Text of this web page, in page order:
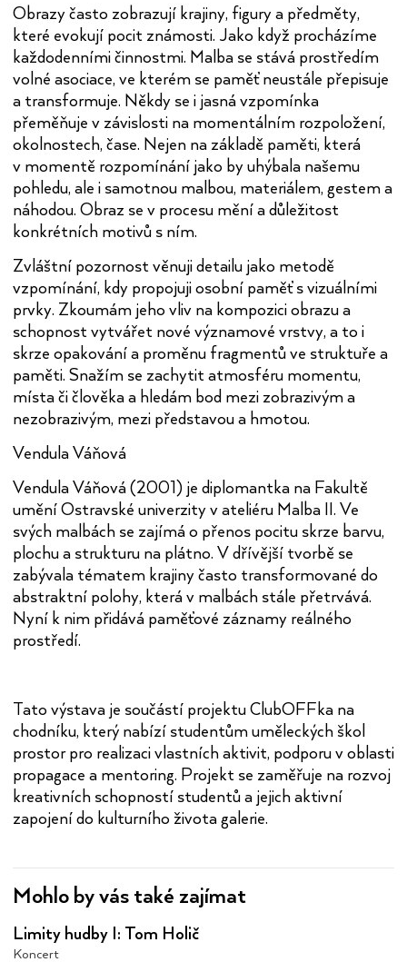
Obrazy často zobrazují krajiny, figury a předměty,
které evokují pocit známosti. Jako když procházíme
každodenními činnostmi. Malba se stává prostředím
volné asociace, ve kterém se paměť neustále přepisuje
a transformuje. Někdy se i jasná vzpomínka
přeměňuje v závislosti na momentálním rozpoložení,
okolnostech, čase. Nejen na základě paměti, která
v momentě rozpomínání jako by uhýbala našemu
pohledu, ale i samotnou malbou, materiálem, gestem a
náhodou. Obraz se v procesu mění a důležitost
konkrétních motivů s ním.
Zvláštní pozornost věnuji detailu jako metodě
vzpomínání, kdy propojuji osobní paměť s vizuálními
prvky. Zkoumám jeho vliv na kompozici obrazu a
schopnost vytvářet nové významové vrstvy, a to i
skrze opakování a proměnu fragmentů ve struktuře a
paměti. Snažím se zachytit atmosféru momentu,
místa či člověka a hledám bod mezi zobrazivým a
nezobrazivým, mezi představou a hmotou.
Vendula Váňová
Vendula Váňová (2001) je diplomantka na Fakultě
umění Ostravské univerzity v ateliéru Malba II. Ve
svých malbách se zajímá o přenos pocitu skrze barvu,
plochu a strukturu na plátno. V dřívější tvorbě se
zabývala tématem krajiny často transformované do
abstraktní polohy, která v malbách stále přetrvává.
Nyní k nim přidává paměťové záznamy reálného
prostředí.
Tato výstava je součástí projektu ClubOFFka na
chodníku, který nabízí studentům uměleckých škol
prostor pro realizaci vlastních aktivit, podporu v oblasti
propagace a mentoring. Projekt se zaměřuje na rozvoj
kreativních schopností studentů a jejich aktivní
zapojení do kulturního života galerie.
Mohlo by vás také zajímat
Limity hudby I: Tom Holič
Koncert